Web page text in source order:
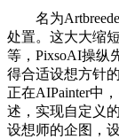
名为
处置。这大大缩
等，PixsoAI操纵
得合适设想方针
正在AIPainter中
述，实现自定义
设想师的企图，